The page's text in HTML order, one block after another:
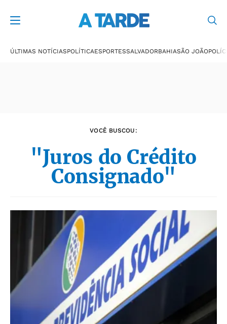
ÚLTIMAS NOTÍCIASPOLÍTICAESPORTESSALVADORBAHIASÃO JOÃO
VOCÊ BUSCOU:
"Juros do Crédito
Consignado"